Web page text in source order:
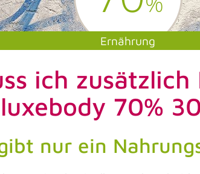
Ernährung
ich
70%
nur ein